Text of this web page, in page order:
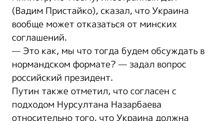
(Вадим Пристайко), сказал, что Украина
вообще может отказаться от минских
соглашений.
— Это как, мы что тогда будем обсуждать в
нормандском формате? — задал вопрос
российский президент.
Путин также отметил, что согласен с
подходом Нурсултана Назарбаева
относительно того, что Украина должна